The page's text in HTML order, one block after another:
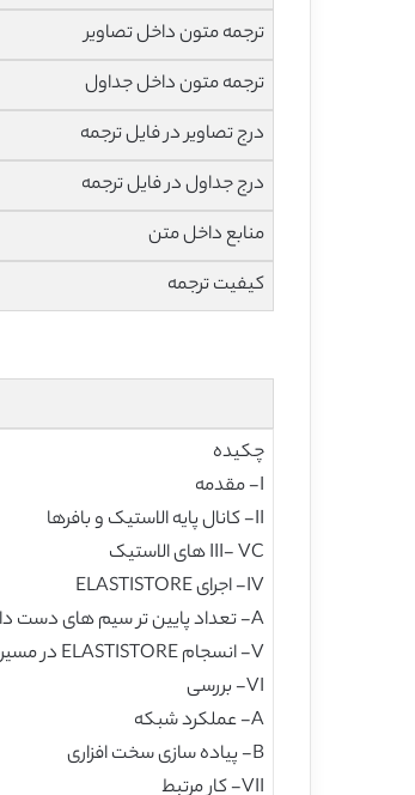
ترجمه متون داخل تصاویر
ترجمه متون داخل جداول
درج تصاویر در فایل ترجمه
درج جداول در فایل ترجمه
منابع داخل متن
کیفیت ترجمه
چکیده
I- مقدمه
II- کانال پایه الاستیک و بافرها
III- VC های الاستیک
IV- اجرای ELASTISTORE
A- تعداد پایین تر سیم های دست دادن
V- انسجام ELASTISTORE در مسیریاب های NOC
VI- بررسی
A- عملکرد شبکه
B- پیاده سازی سخت افزاری
VII- کار مرتبط